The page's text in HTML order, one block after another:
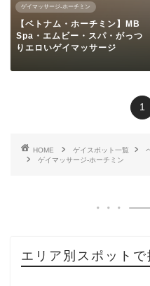
ゲイマッサージ-ホーチミン
【ベトナム・ホーチミン】MB
Spa・エムビー・スパ・がっつ
りエロいゲイマッサージ
1
HOME ゲイスポット一覧
ゲイマッサージ-ホーチミン
エリア別スポットで